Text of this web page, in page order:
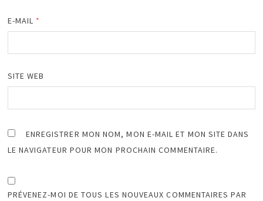
E-MAIL *
SITE WEB
ENREGISTRER MON NOM, MON E-MAIL ET MON SITE DANS
LE NAVIGATEUR POUR MON PROCHAIN COMMENTAIRE.
PRÉVENEZ-MOI DE TOUS LES NOUVEAUX COMMENTAIRES PAR